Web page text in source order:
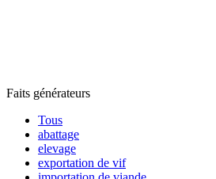
Faits générateurs
Tous
abattage
elevage
exportation de vif